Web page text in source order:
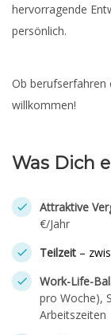
hervorragende
persönlich.
Ob
willkommen!
Was Dich
Attraktive
€/Jahr
Teilzeit –
Work-Life-
pro Woche),
Arbeitszeiten